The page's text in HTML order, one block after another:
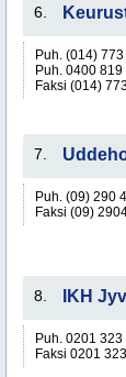
6.
Puh. (014)
Puh. 0400 819
Faksi (014)
7.
Puh. (09) 290
Faksi (09)
8. IKH
Puh. 0201 323
Faksi 0201